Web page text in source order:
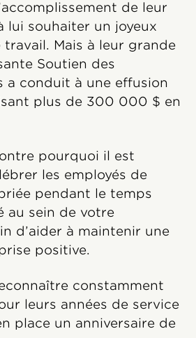
de leur
lui souhaiter un joyeux
travail. Mais à leur grande
Soutien des
a conduit à une effusion
plus de 300 000 $ en
pourquoi il est
les employés de
pendant le temps
au sein de votre
d’aider à maintenir une
positive.
constamment
leurs années de service
place un anniversaire de